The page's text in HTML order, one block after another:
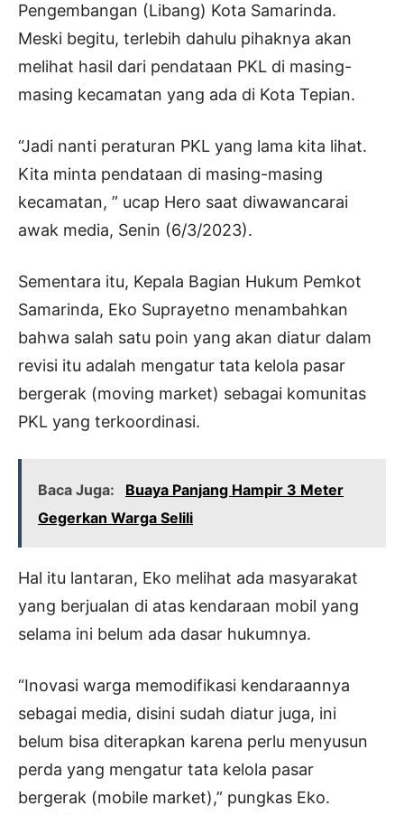
Pengembangan (Libang) Kota Samarinda.
Meski begitu, terlebih dahulu pihaknya akan
melihat hasil dari pendataan PKL di masing-
masing kecamatan yang ada di Kota Tepian.
“Jadi nanti peraturan PKL yang lama kita lihat.
Kita minta pendataan di masing-masing
kecamatan, ” ucap Hero saat diwawancarai
awak media, Senin (6/3/2023).
Sementara itu, Kepala Bagian Hukum Pemkot
Samarinda, Eko Suprayetno menambahkan
bahwa salah satu poin yang akan diatur dalam
revisi itu adalah mengatur tata kelola pasar
bergerak (moving market) sebagai komunitas
PKL yang terkoordinasi.
Baca Juga:
Buaya Panjang Hampir 3 Meter
Gegerkan Warga Selili
Hal itu lantaran, Eko melihat ada masyarakat
yang berjualan di atas kendaraan mobil yang
selama ini belum ada dasar hukumnya.
“Inovasi warga memodifikasi kendaraannya
sebagai media, disini sudah diatur juga, ini
belum bisa diterapkan karena perlu menyusun
perda yang mengatur tata kelola pasar
bergerak (mobile market),” pungkas Eko.